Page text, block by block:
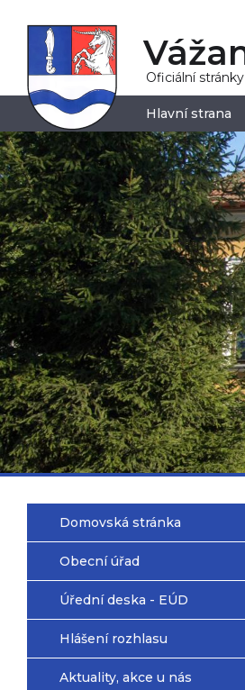
Oficiální
Hlavní strana
Domovská stránka
Obecní úřad
Úřední deska - EÚD
Hlášení rozhlasu
Aktuality, akce u nás